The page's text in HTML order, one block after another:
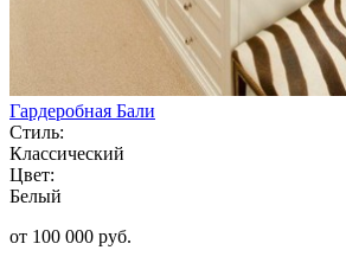
Гардеробная Бали
Стиль:
Классический
Цвет:
Белый
от 100 000 руб.